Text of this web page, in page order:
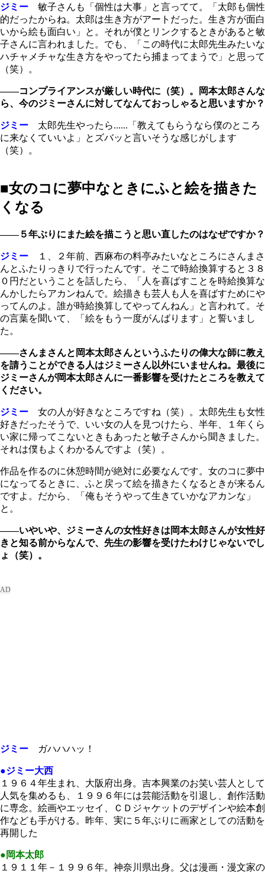
ジミー 敏子さんも「個性は大事」と言ってて。「太郎も個性
的だったからね。太郎は生き方がアートだった。生き方が面白
いから絵も面白い」と。それが僕とリンクするときがあると敏
子さんに言われました。でも、「この時代に太郎先生みたいな
ハチャメチャな生き方をやってたら捕まってまうで」と思って
（笑）。
――コンプライアンスが厳しい時代に（笑）。岡本太郎さんな
ら、今のジミーさんに対してなんておっしゃると思いますか？
ジミー 太郎先生やったら......「教えてもらうなら僕のところ
に来なくていいよ」とズバッと言いそうな感じがします
（笑）。
■女のコに夢中なときにふと絵を描きた
くなる
――５年ぶりにまた絵を描こうと思い直したのはなぜですか？
ジミー １、２年前、西麻布の料亭みたいなところにさんまさ
んとふたりっきりで行ったんです。そこで時給換算すると３８
０円だということを話したら、「人を喜ばすことを時給換算な
んかしたらアカンねんで。絵描きも芸人も人を喜ばすためにや
ってんのよ。誰が時給換算してやってんねん」と言われて。そ
の言葉を聞いて、「絵をもう一度がんばります」と誓いまし
た。
――さんまさんと岡本太郎さんというふたりの偉大な師に教え
を請うことができる人はジミーさん以外にいませんね。最後に
ジミーさんが岡本太郎さんに一番影響を受けたところを教えて
ください。
ジミー 女の人が好きなところですね（笑）。太郎先生も女性
好きだったそうで、いい女の人を見つけたら、半年、１年くら
い家に帰ってこないときもあったと敏子さんから聞きました。
それは僕もよくわかるんですよ（笑）。
作品を作るのに休憩時間が絶対に必要なんです。女のコに夢中
になってるときに、ふと戻って絵を描きたくなるときが来るん
ですよ。だから、「俺もそうやって生きていかなアカンな」
と。
――いやいや、ジミーさんの女性好きは岡本太郎さんが女性好
きと知る前からなんで、先生の影響を受けたわけじゃないでし
ょ（笑）。
ジミー ガハハハッ！
●ジミー大西
１９６４年生まれ、大阪府出身。吉本興業のお笑い芸人として
人気を集めるも、１９９６年には芸能活動を引退し、創作活動
に専念。絵画やエッセイ、ＣＤジャケットのデザインや絵本創
作なども手がける。昨年、実に５年ぶりに画家としての活動を
再開した
●岡本太郎
１９１１年－１９９６年。神奈川県出身。父は漫画・漫文家の